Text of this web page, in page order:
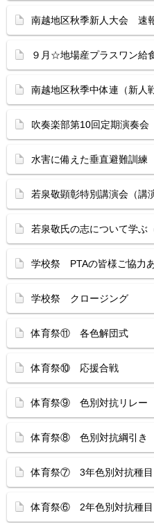
南越地区秋季新人大会 速
９月☆地場産プラスワン給
南越地区秋季中体連（新人
吹奏楽部第10回定期演奏会
水害に備えた垂直避難訓練
若泉敬顕彰特別講演会（講
若泉敬氏の志について学ぶ
学校祭 PTAの皆様ご協力
学校祭 クロージング
体育祭⑪ 各色解団式
体育祭⑩ 応援合戦
体育祭⑨ 色別対抗リレー
体育祭⑧ 色別対抗綱引き
体育祭⑦ 3年色別対抗種目
体育祭⑥ 2年色別対抗種目